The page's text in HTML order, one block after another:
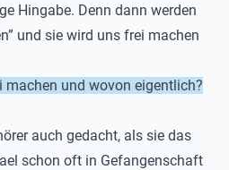
Hingabe. Denn dann werden
und sie wird uns frei machen
machen und wovon eigentlich?
auch gedacht, als sie das
schon oft in Gefangenschaft